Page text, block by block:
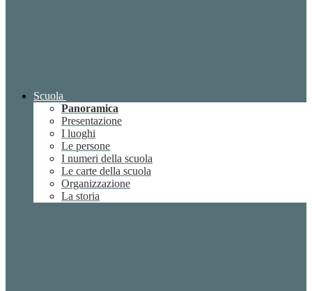
Scuola
Panoramica
Presentazione
I luoghi
Le persone
I numeri della scuola
Le carte della scuola
Organizzazione
La storia